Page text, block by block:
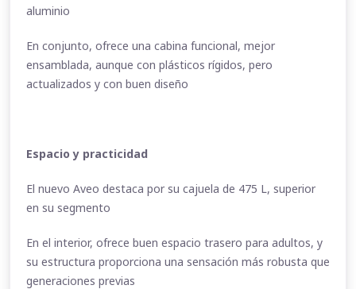
aluminio
En conjunto, ofrece una cabina funcional, mejor
ensamblada, aunque con plásticos rígidos, pero
actualizados y con buen diseño
Espacio y practicidad
El nuevo Aveo destaca por su cajuela de 475 L, superior
en su segmento
En el interior, ofrece buen espacio trasero para adultos, y
su estructura proporciona una sensación más robusta que
generaciones previas